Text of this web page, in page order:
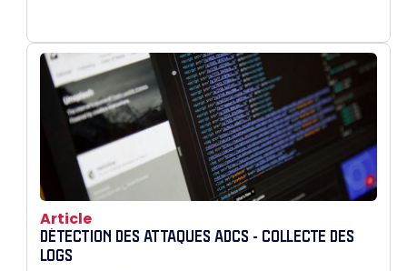
Article
DÉTECTION DES ATTAQUES ADCS - COLLECTE DES
LOGS